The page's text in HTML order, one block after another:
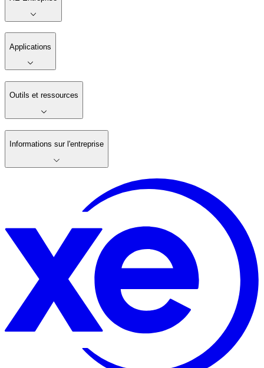
Applications
Outils et ressources
Informations sur l'entreprise